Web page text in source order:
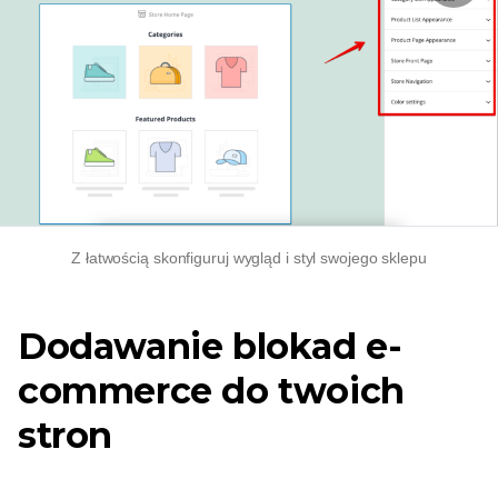
Z łatwością skonfiguruj wygląd i styl swojego sklepu
Dodawanie blokad e-
commerce do twoich
stron